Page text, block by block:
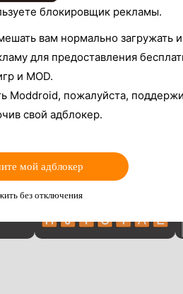
блокировщик рекламы.
вам нормально загружать
для предоставления
и MOD.
Moddroid, пожалуйста,
свой адблокер.
мой адблокер
без отключения